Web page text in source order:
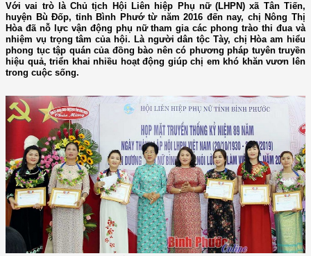
Với vai trò là Chủ tịch Hội Liên hiệp Phụ nữ (LHPN) xã Tân Tiến,
huyện Bù Đốp, tỉnh Bình Phướ từ năm 2016 đến nay, chị Nông Thị
Hòa đã nỗ lực vận động phụ nữ tham gia các phong trào thi đua và
nhiệm vụ trọng tâm của hội. Là người dân tộc Tày, chị Hòa am hiểu
phong tục tập quán của đồng bào nên có phương pháp tuyên truyền
hiệu quả, triển khai nhiều hoạt động giúp chị em khó khăn vươn lên
trong cuộc sống.